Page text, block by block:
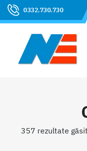
0332.730.730
357 rezultate